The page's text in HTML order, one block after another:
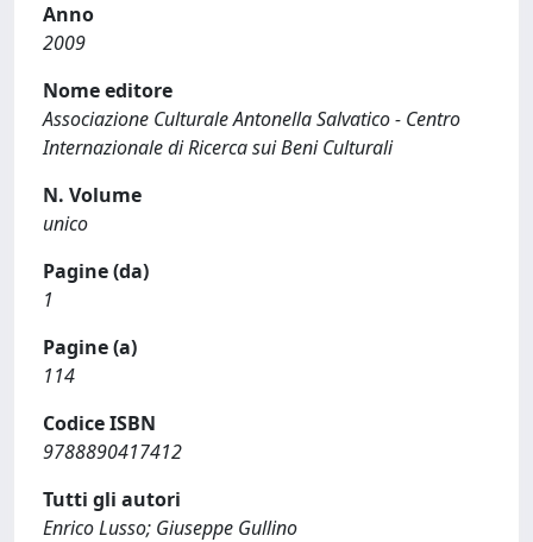
Anno
2009
Nome editore
Associazione Culturale Antonella Salvatico - Centro
Internazionale di Ricerca sui Beni Culturali
N. Volume
unico
Pagine (da)
1
Pagine (a)
114
Codice ISBN
9788890417412
Tutti gli autori
Enrico Lusso; Giuseppe Gullino